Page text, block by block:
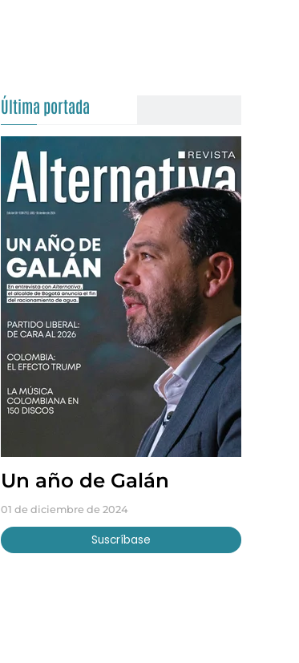
Última portada
Un año de Galán
01 de diciembre de 2024
Suscríbase